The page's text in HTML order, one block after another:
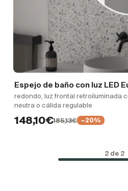
Espejo de baño con luz LED
redondo, luz frontal retroiluminada
neutra o cálida regulable
148,10€185,13€ −20%
2 de 2